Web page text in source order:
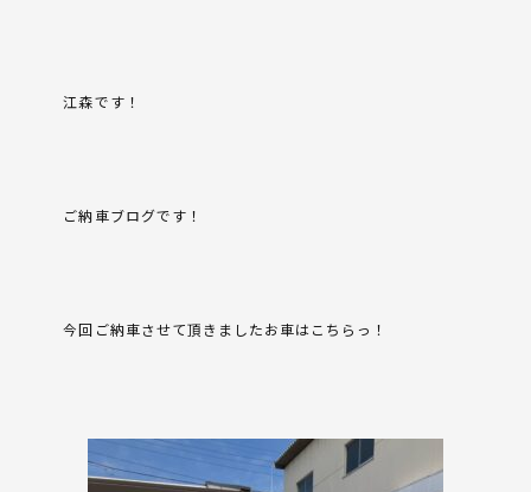
江森です！
ご納車ブログです！
今回ご納車させて頂きましたお車はこちらっ！